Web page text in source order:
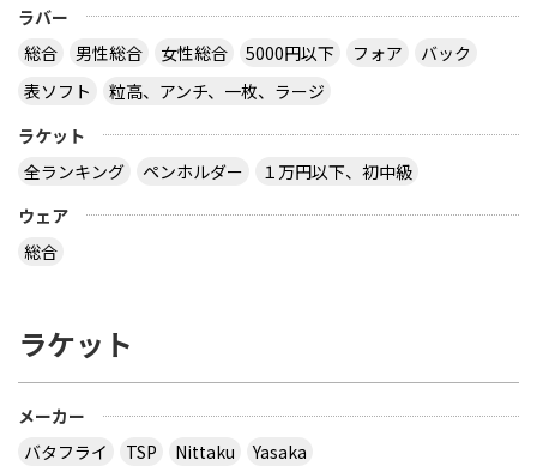
ラバー
総合
男性総合 女性総合 5000円以下 フォア
バック
表ソフト
粒高、アンチ、一枚、ラージ
ラケット
全ランキング
ペンホルダー
１万円以下、初中級
ウェア
総合
ラケット
メーカー
バタフライ
TSP Nittaku
Yasaka